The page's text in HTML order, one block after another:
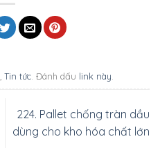
Tin tức . Đánh dấu link này
224. Pallet chống tràn dầu
dùng cho kho hóa chất lớn